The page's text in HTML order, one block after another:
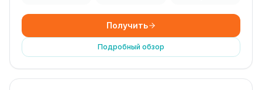
Получить
Подробный обзор